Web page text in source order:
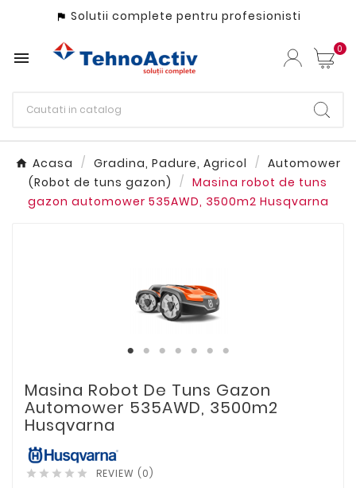
 Solutii complete pentru profesionisti
 0
Acasa Gradina, Padure, Agricol
Automower
(Robot de tuns gazon)
Masina robot de tuns
gazon automower 535AWD, 3500m2 Husqvarna
Masina Robot De Tuns Gazon
Automower 535AWD, 3500m2
Husqvarna
     REVIEW (0)